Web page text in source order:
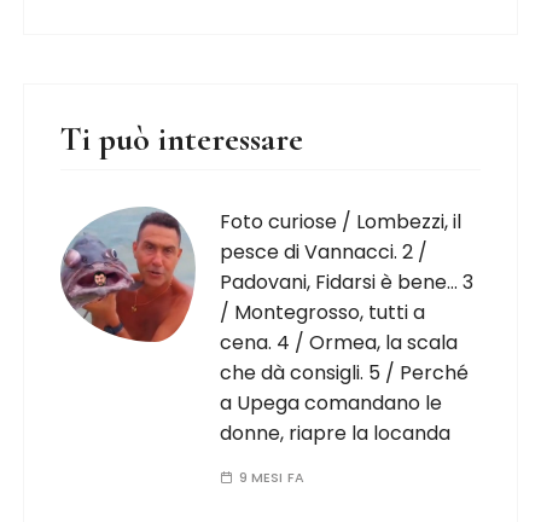
Ti può interessare
Foto curiose / Lombezzi, il
pesce di Vannacci. 2 /
Padovani, Fidarsi è bene… 3
/ Montegrosso, tutti a
cena. 4 / Ormea, la scala
che dà consigli. 5 / Perché
a Upega comandano le
donne, riapre la locanda
9 MESI FA